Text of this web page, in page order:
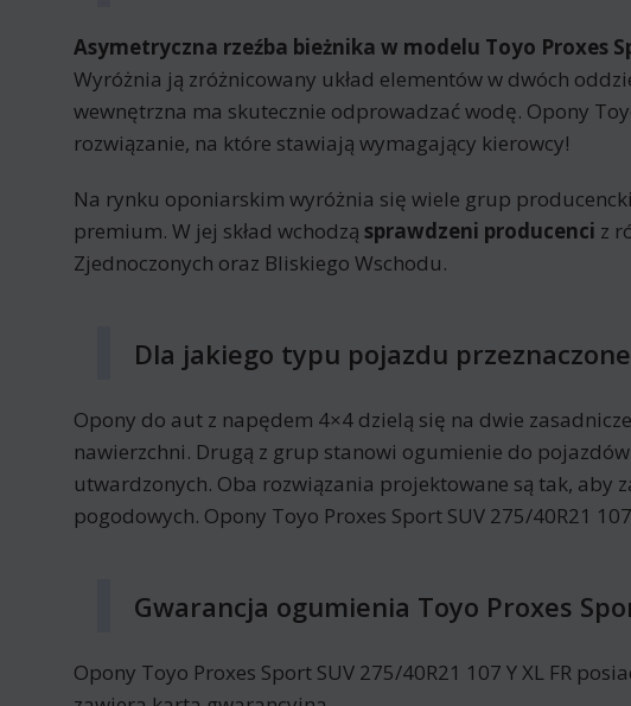
Asymetryczna rzeźba bieżnika w modelu Toyo Proxes
Wyróżnia ją zróżnicowany układ elementów w dwóch
wewnętrzna ma skutecznie odprowadzać wodę. Opony
rozwiązanie, na które stawiają wymagający kierowcy!
Na rynku oponiarskim wyróżnia się wiele grup
premium. W jej skład wchodzą sprawdzeni producenci z
Zjednoczonych oraz Bliskiego Wschodu.
Dla jakiego typu pojazdu
Opony do aut z napędem 4×4 dzielą się na dwie
nawierzchni. Drugą z grup stanowi ogumienie do
utwardzonych. Oba rozwiązania projektowane są tak, aby
pogodowych. Opony Toyo Proxes Sport SUV 275/40R21
Gwarancja ogumienia Toyo Proxes
Opony Toyo Proxes Sport SUV 275/40R21 107 Y XL FR